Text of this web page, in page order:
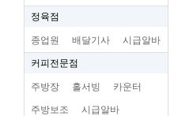
정육점
종업원 배달기사 시급알바
커피전문점
주방장 홀서빙 카운터
주방보조 시급알바